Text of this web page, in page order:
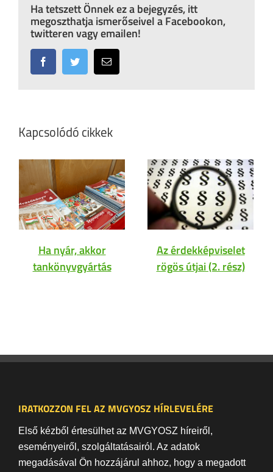
Ha tetszett Önnek ez a bejegyzés, itt
megoszthatja ismerőseivel a Facebookon,
twitteren vagy emailen!
FacebookTwitter Email:
Kapcsolódó cikkek
Ha nyár, akkor
tankönyvgyártás
Az érdekképviselet
rögös útjai (2. rész)
IRATKOZZON FEL AZ MVGYOSZ HÍRLEVELÉRE
Első kézből értesülhet az MVGYOSZ híreiről,
eseményeiről, szolgáltatásairól. Az adatok
megadásával Ön hozzájárul ahhoz, hogy a megadott